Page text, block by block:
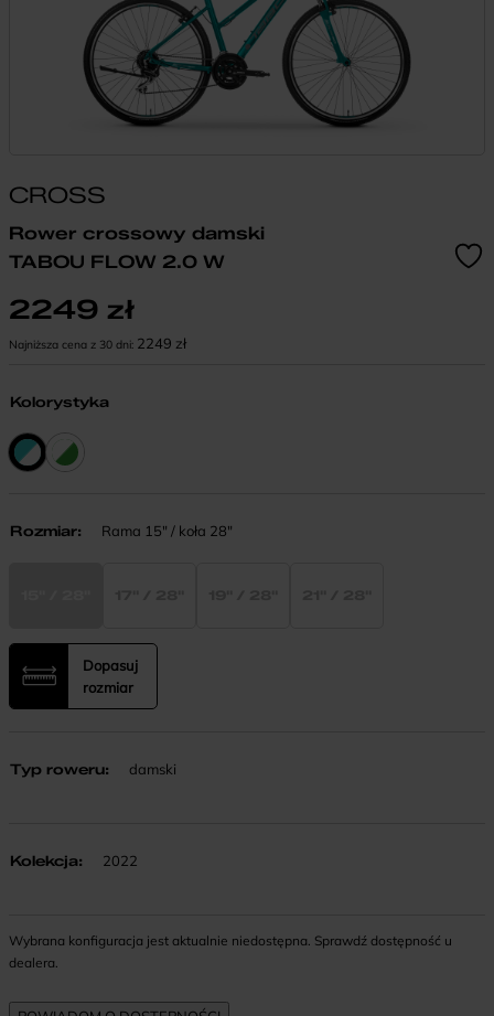
CROSS
Rower crossowy damski
TABOU FLOW 2.0 W
2249 zł
Najniższa cena z 30 dni: 2249 zł
Kolorystyka
Rozmiar: Rama 15" / koła 28"
Dopasuj
rozmiar
Typ roweru: damski
Kolekcja: 2022
Wybrana konfiguracja jest aktualnie niedostępna. Sprawdź dostępność u
dealera.